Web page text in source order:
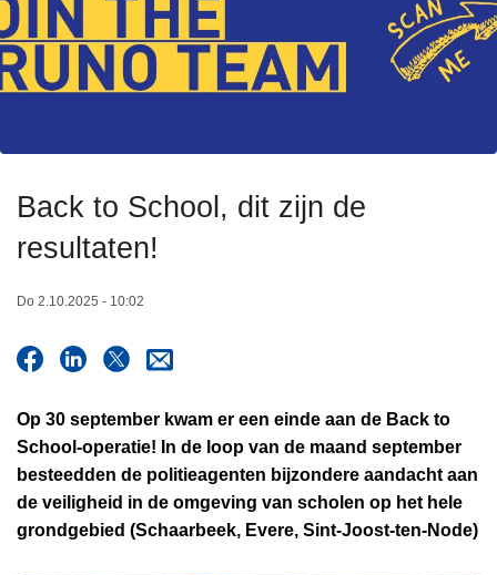
n
n
a
a
d
o
l
i
i
Back to School, dit zijn de
resultaten!
Do 2.10.2025 - 10:02
Op 30 september kwam er een einde aan de Back to
School-operatie! In de loop van de maand september
besteedden de politieagenten bijzondere aandacht aan
de veiligheid in de omgeving van scholen op het hele
grondgebied (Schaarbeek, Evere, Sint-Joost-ten-Node)